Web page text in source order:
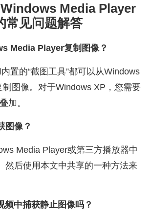
Media Player
常见问题解答
Media Player复制图像？
内置的“截图工具”都可以从Windows
制图像。对于Windows XP，您需要
加。
图像？
Media Player或第三方播放器中
然后使用本文中共享的一种方法来
频中捕获静止图像吗？